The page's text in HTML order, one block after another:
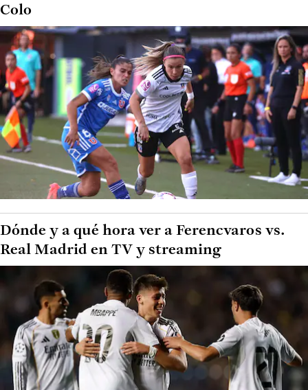
Colo
Dónde y a qué hora ver a Ferencvaros vs.
Real Madrid en TV y streaming